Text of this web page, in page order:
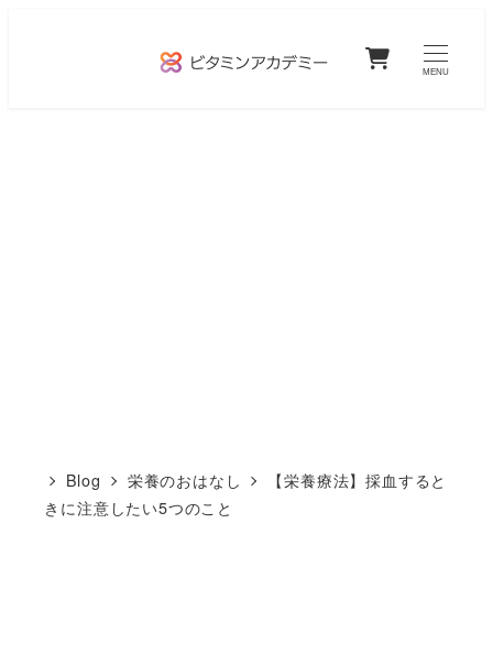
0
MENU
Blog 栄養のおはなし
【栄養療法】採血すると
きに注意したい5つのこと